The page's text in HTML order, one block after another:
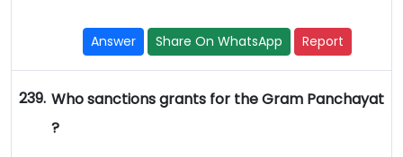
Answer Share On WhatsApp Report
239. Who sanctions grants for the Gram Panchayat
?